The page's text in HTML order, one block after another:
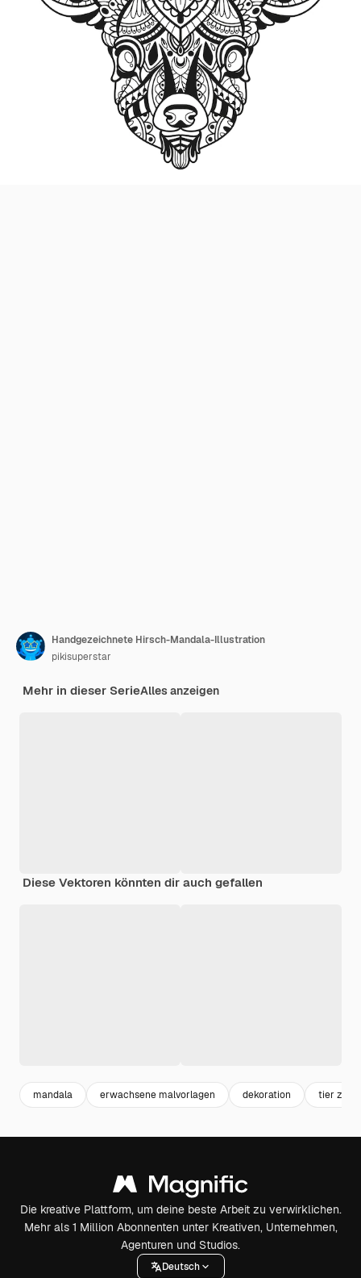
Handgezeichnete Hirsch-Mandala-Illustration
pikisuperstar
Mehr in dieser SerieAlles anzeigen
Diese Vektoren könnten dir auch gefallen
mandala erwachsene malvorlagen dekoration tier
Die kreative Plattform, um deine beste Arbeit zu verwirklichen.
Mehr als 1 Million Abonnenten unter Kreativen, Unternehmen,
Agenturen und Studios.
Deutsch